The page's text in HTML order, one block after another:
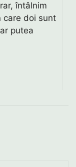
întâlnim
care doi sunt
putea